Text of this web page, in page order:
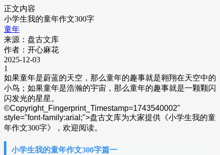
正文内容
小学生我的童年作文300字
童年
来源：盘古文库
作者：开心麻花
2025-12-03
1
如果童年是蔚蓝的天空，那么童年的趣事就是翱翔在天空中的
小鸟；如果童年是浩瀚的宇宙，那么童年的趣事就是一颗颗闪
闪发光的星星。
©Copyright_Fingerprint_Timestamp=1743540002"
style="font-family:arial;">盘古文库为大家提供《小学生我的童
年作文300字》，欢迎阅读。
小学生我的童年作文300字篇一